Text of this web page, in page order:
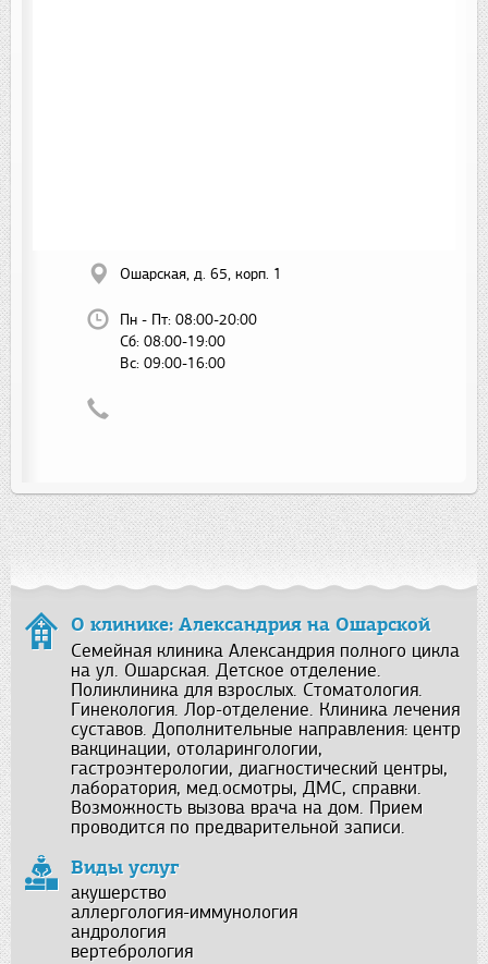
Ошарская, д. 65, корп. 1
Пн - Пт: 08:00-20:00
Сб: 08:00-19:00
Вс: 09:00-16:00
О клинике: Александрия на Ошарской
Семейная клиника Александрия полного цикла
на ул. Ошарская. Детское отделение.
Поликлиника для взрослых. Стоматология.
Гинекология. Лор-отделение. Клиника лечения
суставов. Дополнительные направления: центр
вакцинации, отоларингологии,
гастроэнтерологии, диагностический центры,
лаборатория, мед.осмотры, ДМС, справки.
Возможность вызова врача на дом. Прием
проводится по предварительной записи.
Виды услуг
акушерство
аллергология-иммунология
андрология
вертебрология